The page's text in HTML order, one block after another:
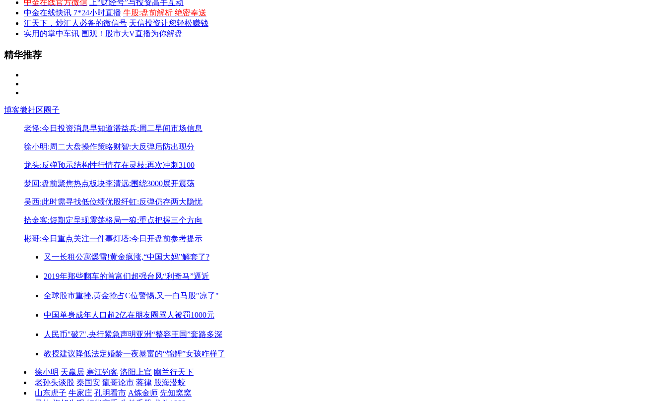
中金在线官方微信
上“财经号”与投资高手互动
中金在线快讯 7*24小时直播 牛股:盘前解析 绝密奉送
汇天下，炒汇人必备的微信号 天信投资让您轻松赚钱
实用的掌中车讯 围观！股市大V直播为你解盘
精华推荐
博客微社区圈子
老怪:今日投资消息早知道潘益兵:周二早间市场信息
徐小明:周二大盘操作策略财智:大反弹后防出现分
龙头:反弹预示结构性行情存在灵枝:再次冲刺3100
梦回:盘前聚焦热点板块李清远:围绕3000展开震荡
吴西:此时需寻找低位绩优股纤虹:反弹仍存两大隐忧
拾金客:短期定呈现震荡格局一狼:重点把握三个方向
彬哥:今日重点关注一件事灯塔:今日开盘前参考提示
又一长租公寓爆雷!黄金疯涨,“中国大妈”解套了?
2019年那些翻车的首富们超强台风“利奇马”逼近
全球股市重挫,黄金抢占C位警惕,又一白马股"凉了"
中国单身成年人口超2亿在朋友圈骂人被罚1000元
人民币"破7",央行紧急声明亚洲“整容王国”套路多深
教授建议降低法定婚龄一夜暴富的“锦鲤”女孩咋样了
徐小明 天赢居 寒江钓客 洛阳上官 幽兰行天下
老孙头谈股 秦国安 龍哥论市 蒋律 股海潜蛟
山东虎子 牛家庄 孔明看市 A炼金师 先知窝窝